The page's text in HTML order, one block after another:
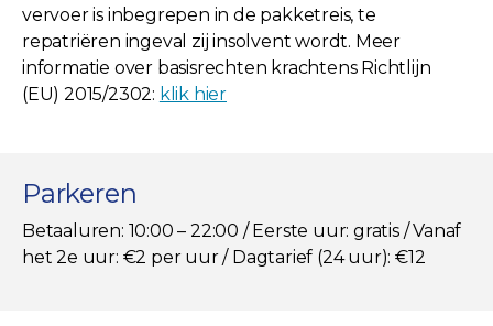
vervoer is inbegrepen in de pakketreis, te
repatriëren ingeval zij insolvent wordt. Meer
informatie over basisrechten krachtens Richtlijn
(EU) 2015/2302: klik hier
Parkeren
Betaaluren: 10:00 – 22:00 / Eerste uur: gratis / Vanaf
het 2e uur: €2 per uur / Dagtarief (24 uur): €12